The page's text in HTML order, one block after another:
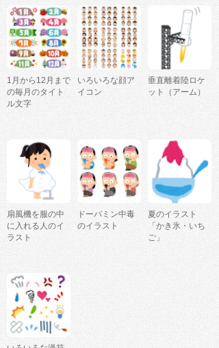
1月から12月まで
の毎月のタイト
ル文字
いろいろな顔ア
イコン
垂直離着陸ロケ
ット（アーム）
扇風機を服の中
に入れる人のイ
ラスト
ドーパミン中毒
のイラスト
夏のイラスト
「かき氷・いち
ご」